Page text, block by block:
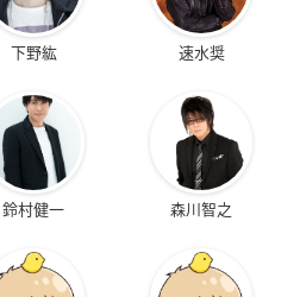
下野紘 速水奨
鈴村健一 森川智之